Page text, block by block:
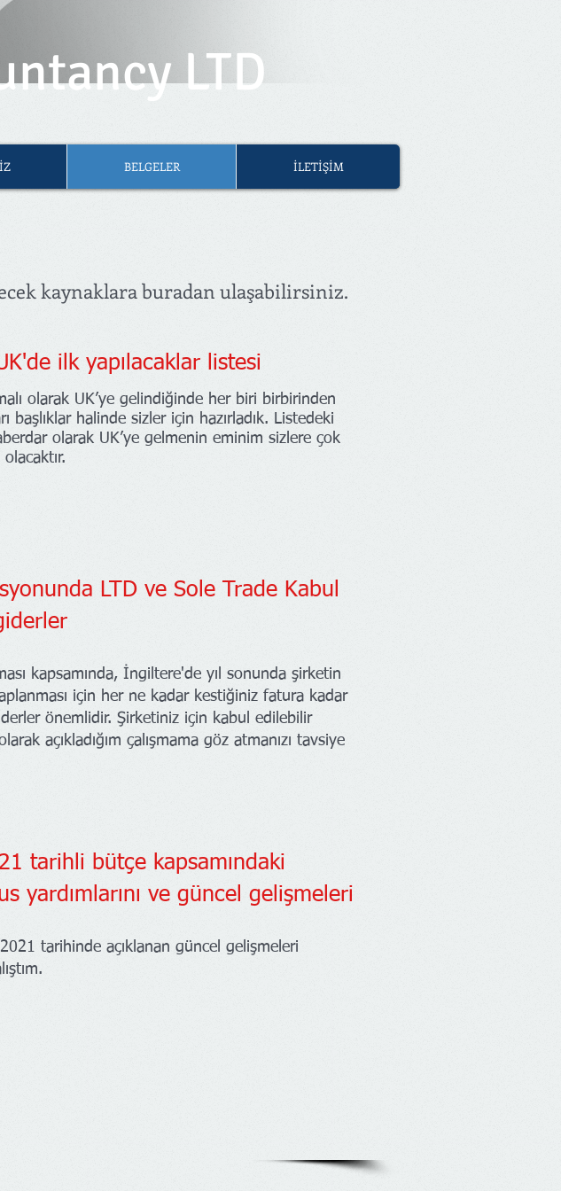
LTD
BELGELER İLETİŞİM
kaynaklara buradan ulaşabilirsiniz.
ilk yapılacaklar listesi
olarak UK’ye gelindiğinde her biri birbirinden
başlıklar halinde sizler için hazırladık. Listedeki
olarak UK’ye gelmenin eminim sizlere çok
LTD ve Sole Trade Kabul
kapsamında, İngiltere'de yıl sonunda şirketin
için her ne kadar kestiğiniz fatura kadar
önemlidir. Şirketiniz için kabul edilebilir
açıkladığım çalışmama göz atmanızı tavsiye
tarihli bütçe kapsamındaki
yardımlarını ve güncel gelişmeleri
tarihinde açıklanan güncel gelişmeleri